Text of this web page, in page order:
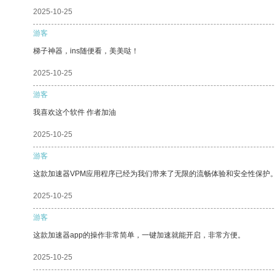
2025-10-25
游客
梯子神器，ins随便看，美美哒！
2025-10-25
游客
我喜欢这个软件 作者加油
2025-10-25
游客
这款加速器VPM应用程序已经为我们带来了无限的流畅体验和安全性保护
2025-10-25
游客
这款加速器app的操作非常简单，一键加速就能开启，非常方便。
2025-10-25